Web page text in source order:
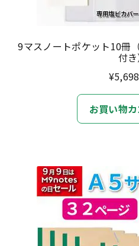
9マスノートポケット10冊
付き
¥5,698
お買い物